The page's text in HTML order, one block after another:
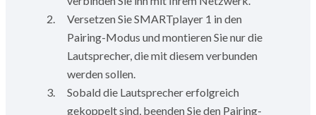
Versetzen Sie SMARTplayer 1 in den
Pairing-Modus und montieren Sie nur die
Lautsprecher, die mit diesem verbunden
werden sollen.
Sobald die Lautsprecher erfolgreich
gekoppelt sind, beenden Sie den Pairing-